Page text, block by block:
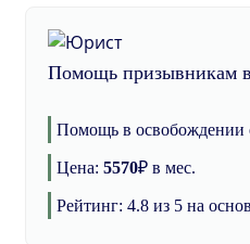
Помощь призывникам
Помощь в освобождении
Цена: 5570₽ в мес.
Рейтинг: 4.8 из 5 на